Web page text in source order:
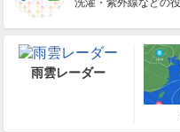
洗濯・紫外線などの
雨雲レーダー